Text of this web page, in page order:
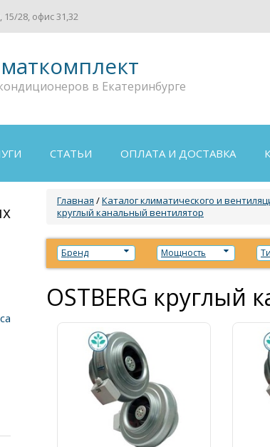
28, офис 31,32
в Екатеринбурге
СТАТЬИ ОПЛАТА И ДОСТАВКА
Главная /Каталог климатического и
круглый канальный вентилятор
Бренд Мощность
OSTBERG круглый